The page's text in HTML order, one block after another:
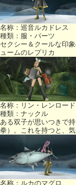
名称：巡音ルカドレス
種類：服・パーツ
セクシー＆クールな印
ュームのレプリカ
名称：リン・レンロー
種類：ナックル
ある双子が思いつきで
拳）。これを持つと、
名称：ルカのマグロ